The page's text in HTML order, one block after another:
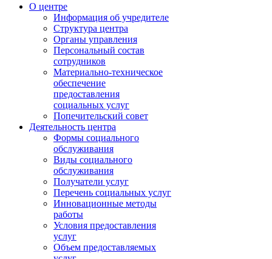
О центре
Информация об учредителе
Структура центра
Органы управления
Персональный состав
сотрудников
Материально-техническое
обеспечение
предоставления
социальных услуг
Попечительский совет
Деятельность центра
Формы социального
обслуживания
Виды социального
обслуживания
Получатели услуг
Перечень социальных услуг
Инновационные методы
работы
Условия предоставления
услуг
Объем предоставляемых